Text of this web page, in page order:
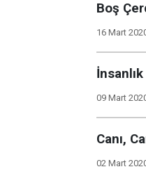
Boş
16 Mart
09 Mart
Canı,
02 Mart